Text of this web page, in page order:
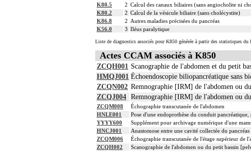
K80.5
2 Calcul des canaux biliaires (sans angiocholite ni
K80.2
2 Calcul de la vésicule biliaire (sans cholécystite)
K86.8
2 Autres maladies précisées du pancréas
K56.0
3 Iléus paralytique
Liste de diagnostics associés pour K850 générée à partir des statistiques du
Actes CCAM associés à K850
ZCQH001 Scanographie de l'abdomen et du petit
HMQJ001 Échoendoscopie biliopancréatique sans
ZCQN002 Remnographie [IRM] de l'abdomen ou
ZCQJ004 Remnographie [IRM] de l'abdomen ou
ZCQM008
Échographie transcutanée de l'abdomen
HNLE001
Pose d'une endoprothèse du conduit
YYYY600
Supplément pour archivage numérique d'une
HNCJ001
Anastomose entre une cavité collectée du
ZCQM006
Échographie transcutanée de l'étage supérieur de
ZCQH002
Scanographie de l'abdomen ou du petit bassin